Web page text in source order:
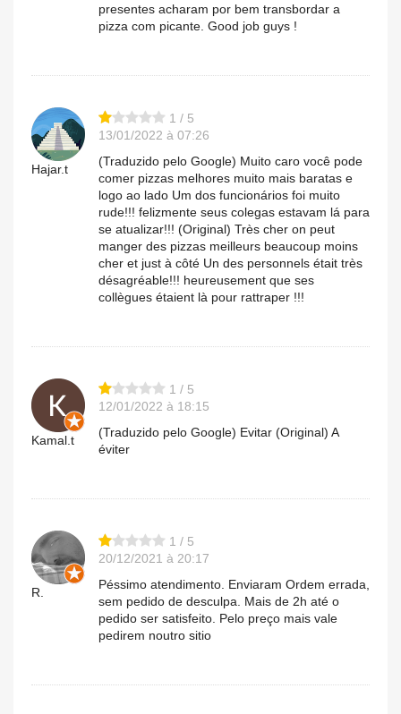
presentes acharam por bem transbordar a
pizza com picante. Good job guys !
Hajar.t
1 / 5
13/01/2022 à 07:26
(Traduzido pelo Google) Muito caro você pode
comer pizzas melhores muito mais baratas e
logo ao lado Um dos funcionários foi muito
rude!!! felizmente seus colegas estavam lá para
se atualizar!!! (Original) Très cher on peut
manger des pizzas meilleurs beaucoup moins
cher et just à côté Un des personnels était très
désagréable!!! heureusement que ses
collègues étaient là pour rattraper !!!
Kamal.t
1 / 5
12/01/2022 à 18:15
(Traduzido pelo Google) Evitar (Original) A
éviter
R.
1 / 5
20/12/2021 à 20:17
Péssimo atendimento. Enviaram Ordem errada,
sem pedido de desculpa. Mais de 2h até o
pedido ser satisfeito. Pelo preço mais vale
pedirem noutro sitio